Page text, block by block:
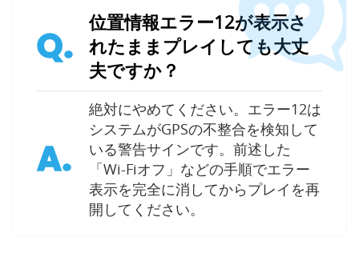
Q.
位置情報エラー12が表示さ
れたままプレイしても大丈
夫ですか？
A.
絶対にやめてください。エラー12は
システムがGPSの不整合を検知して
いる警告サインです。前述した
「Wi-Fiオフ」などの手順でエラー
表示を完全に消してからプレイを再
開してください。